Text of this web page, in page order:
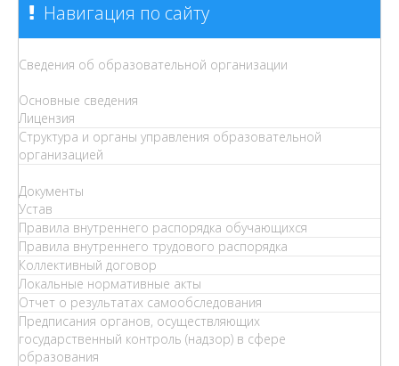
Навигация по сайту
Сведения об образовательной организации
Основные сведения
Лицензия
Структура и органы управления образовательной
организацией
Документы
Устав
Правила внутреннего распорядка обучающихся
Правила внутреннего трудового распорядка
Коллективный договор
Локальные нормативные акты
Отчет о результатах самообследования
Предписания органов, осуществляющих
государственный контроль (надзор) в сфере
образования